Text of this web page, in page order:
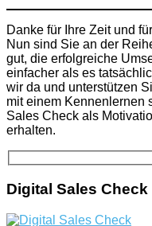
Danke für Ihre Zeit und
Nun sind Sie an der
gut, die erfolgreiche
einfacher als es
wir da und unterstützen
mit einem Kennenlernen
Sales Check als
erhalten.
Digital Sales